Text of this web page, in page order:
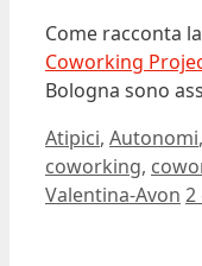
Come racconta
Coworking
Bologna sono
Categorie
Atipici, Autonomi,
coworking,
Valentina-Avon 2